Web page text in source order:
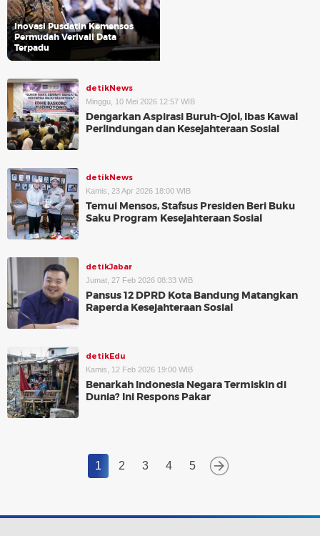
Inovasi Pusdatin Kemensos
Permudah Verivali Data
Terpadu
detikNews
Minggu, 10 Mei 2026 12:57 WIB
Dengarkan Aspirasi Buruh-Ojol, Ibas Kawal
Perlindungan dan Kesejahteraan Sosial
detikNews
Kamis, 23 Apr 2026 18:00 WIB
Temui Mensos, Stafsus Presiden Beri Buku
Saku Program Kesejahteraan Sosial
detikJabar
Jumat, 27 Feb 2026 08:33 WIB
Pansus 12 DPRD Kota Bandung Matangkan
Raperda Kesejahteraan Sosial
detikEdu
Kamis, 12 Feb 2026 19:00 WIB
Benarkah Indonesia Negara Termiskin di
Dunia? Ini Respons Pakar
1 2 3 4 5